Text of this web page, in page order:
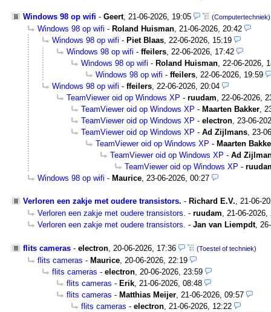
Windows 98 op wifi - Geert, 21-06-2026, 19:05 (Computertechniek)
Windows 98 op wifi - Roland Huisman 21-06-2026, 20:42
Windows 98 op wifi - Piet Blaas 22-06-2026, 15:19
Windows 98 op wifi - ffeilers 22-06-2026, 17:42
Windows 98 op wifi - Roland Huisman 22-06-2026,
Windows 98 op wifi - ffeilers 22-06-2026, 19:59
Windows 98 op wifi - ffeilers 22-06-2026, 20:04
TeamViewer oid op Windows XP - ruudam
22-06-2026,
TeamViewer oid op Windows XP - Maarten Bakker
TeamViewer oid op Windows XP - electron 23-06-
TeamViewer oid op Windows XP - Ad Zijlmans 23-
TeamViewer oid op Windows XP - Maarten
TeamViewer oid op Windows XP - Ad
TeamViewer oid op Windows XP -
Windows 98 op wifi - Maurice 23-06-2026, 00:27
Verloren een zakje met oudere transistors. - Richard E.V., 21-06-
Verloren een zakje met oudere transistors. - ruudam, 21-06-2026,
Verloren een zakje met oudere transistors. - Jan van Liempdt,
flits cameras - electron 20-06-2026, 17:36 (Toestel of techniek)
flits cameras - Maurice 20-06-2026, 22:19
flits cameras - electron 20-06-2026, 23:59
flits cameras - Erik 21-06-2026, 08:48
flits cameras - Matthias Meijer 21-06-2026, 09:57
flits cameras - electron 21-06-2026, 12:22